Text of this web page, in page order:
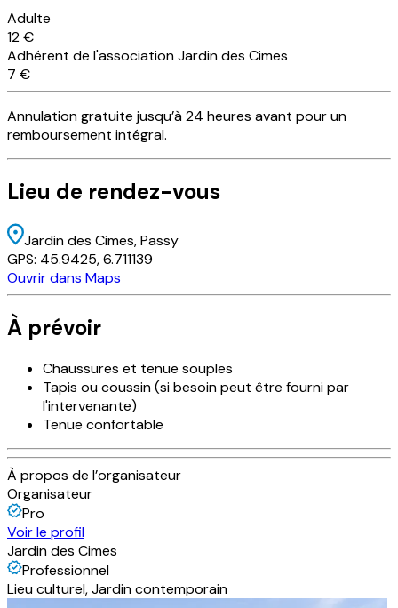
Adulte
12 €
Adhérent de l'association Jardin des Cimes
7 €
Annulationgratuite jusqu’à 24 heures avant pour un
remboursement intégral.
Lieu de rendez-vous
Jardin des Cimes, Passy
GPS: 45.9425,6.711139
Ouvrir dans Maps
À prévoir
Chaussures et tenue souples
Tapis ou coussin (si besoin peut être fourni par
l'intervenante)
Tenue confortable
À propos de l’organisateur
Organisateur
Pro
Voir le profil
Jardin des Cimes
Professionnel
Lieu culturel, Jardin contemporain